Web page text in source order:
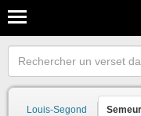
Louis-Segond Semeur